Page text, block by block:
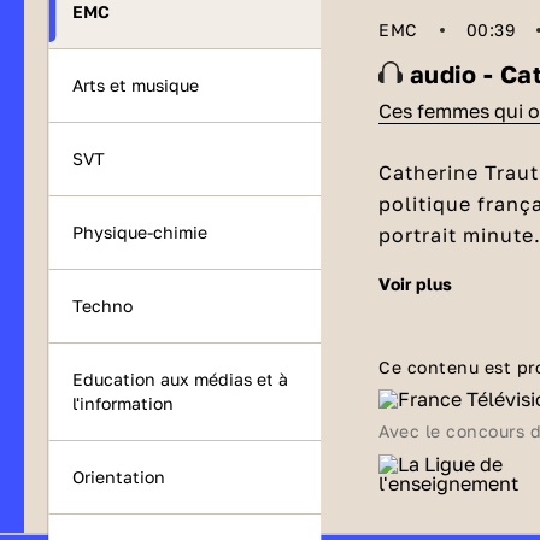
EMC
Arts et musique
SVT
Physique-chimie
Techno
Education aux médias et à
l'information
Orientation
EMC 00:39
Ces femmes qui
Catherine
politique
portrait minute.
Qui est
maire de
maired’une
création du
centre-ville.
ministre de la
Publié le 12/05/
Modifié le 30/
voir plus
Ce contenu est
Avec le concours